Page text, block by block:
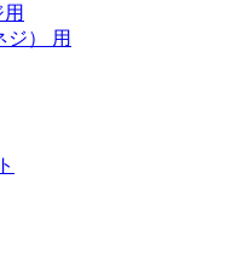
ジ） 用